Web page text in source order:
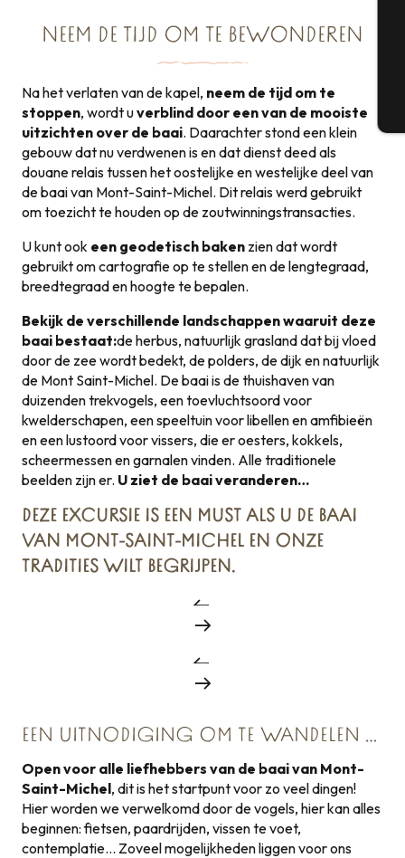
NEEM DE TIJD OM TE BEWONDEREN
Na het verlaten van de kapel, neem de tijd om te
stoppen, wordt uverblind door een van de mooiste
uitzichten over de baai. Daarachter stond een klein
gebouw dat nu verdwenen is en dat dienst deed als
douane relais tussen het oostelijke en westelijke deel van
de baai van Mont-Saint-Michel. Dit relais werd gebruikt
om toezicht te houden op de zoutwinningstransacties.
U kunt ook een geodetisch baken zien dat wordt
gebruikt om cartografie op te stellen en de lengtegraad,
breedtegraad en hoogte te bepalen.
Bekijk de verschillende landschappen waaruit deze
baai bestaat:de herbus, natuurlijk grasland dat bij vloed
door de zee wordt bedekt, de polders, de dijk en natuurlijk
de Mont Saint-Michel. De baai is de thuishaven van
duizenden trekvogels, een toevluchtsoord voor
kwelderschapen, een speeltuin voor libellen en amfibieën
en een lustoord voor vissers, die er oesters, kokkels,
scheermessen en garnalen vinden. Alle traditionele
beelden zijn er. U ziet de baai veranderen…
DEZE EXCURSIE IS EEN MUST ALS U DE BAAI
VAN MONT-SAINT-MICHEL EN ONZE
TRADITIES WILT BEGRIJPEN.
EEN UITNODIGING OM TE WANDELEN …
Open voor alle liefhebbers van de baai van Mont-
Saint-Michel, dit is het startpunt voor zo veel dingen!
Hier worden we verwelkomd door de vogels, hier kan alles
beginnen: fietsen, paardrijden, vissen te voet,
contemplatie… Zoveel mogelijkheden liggen voor ons